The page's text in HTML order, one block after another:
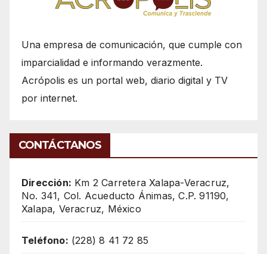
Una empresa de comunicación, que cumple con
imparcialidad e informando verazmente.
Acrópolis es un portal web, diario digital y TV
por internet.
CONTÁCTANOS
Dirección: Km 2 Carretera Xalapa-Veracruz,
No. 341, Col. Acueducto Ánimas, C.P. 91190,
Xalapa, Veracruz, México
Teléfono: (228) 8 41 72 85